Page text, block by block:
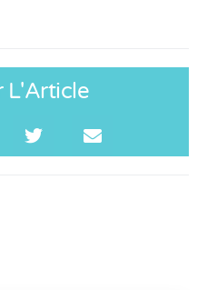
L'Article